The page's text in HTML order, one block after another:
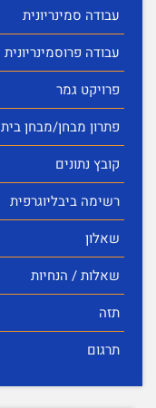
עבודה סמינריונית
עבודה פרוסמינריונית
פרויקט גמר
פתרון מבחן/מבחן בית
קובץ נתונים
רשימה ביבליוגרפית
שאלון
שאלות / הנחיות
תזה
תרגום